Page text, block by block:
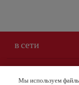
в сети
Мы используем